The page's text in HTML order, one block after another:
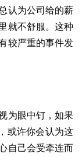
认为公司给的薪
就不舒服。这种
较严重的事件发
为眼中钉，如果
或许你会认为这
自己会受牵连而